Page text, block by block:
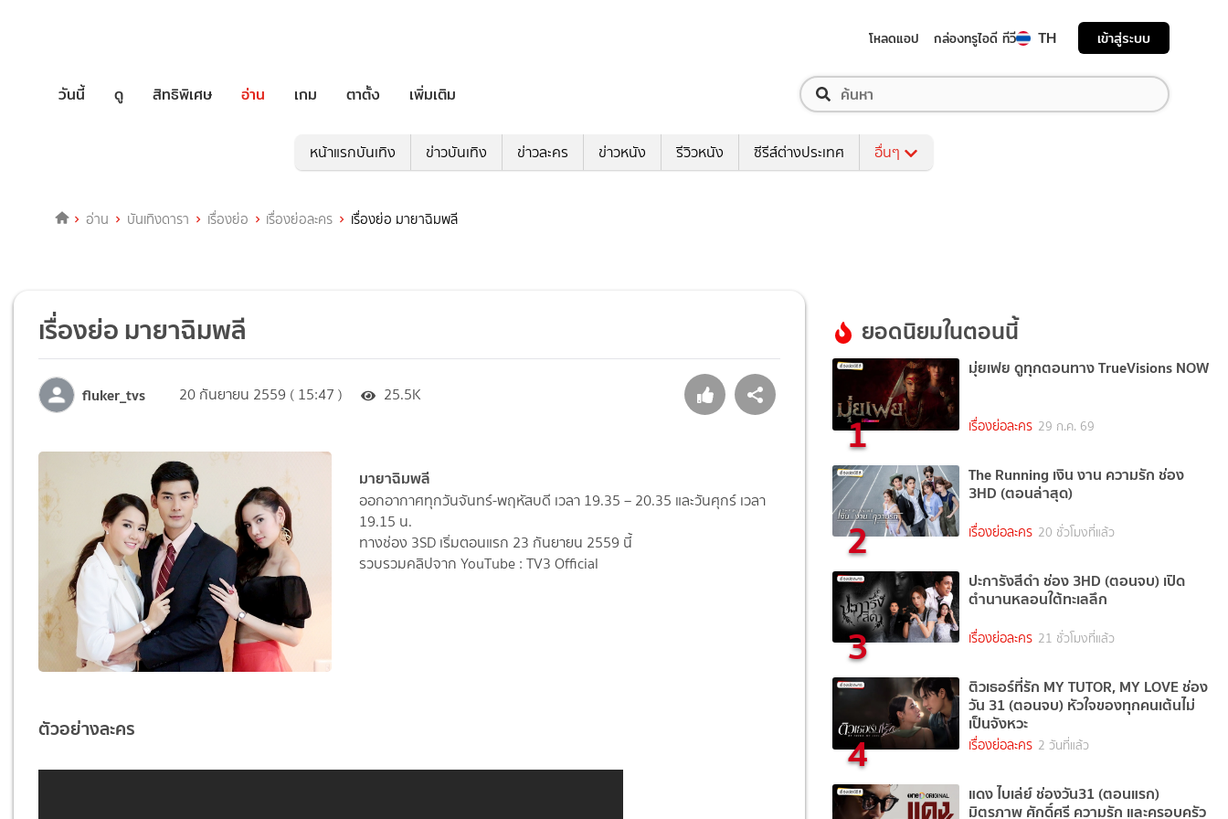
โหลดแอป กล่องทรูไอดี ทีวี TH เข้าสู่ระบบ
วันนี้ ดู สิทธิพิเศษ อ่าน เกม ตาตั้ง เพิ่มเติม
หน้าแรกบันเทิง ข่าวบันเทิง ข่าวละคร ข่าวหนัง รีวิวหนัง ซีรีส์ต่างประเทศ อื่นๆ
อ่าน บันเทิงดารา เรื่องย่อ เรื่องย่อละคร เรื่องย่อ มายาฉิมพลี
เรื่องย่อ มายาฉิมพลี
fluker_tvs 20 กันยายน 2559 ( 15:47 ) 25.5K
มายาฉิมพลี
ออกอากาศทุกวันจันทร์-พฤหัสบดี เวลา 19.35 – 20.35 และวันศุกร์ เวลา
19.15 น.
ทางช่อง 3SD เริ่มตอนแรก 23 กันยายน 2559 นี้
รวบรวมคลิปจาก YouTube : TV3 Official
ตัวอย่างละคร
ยอดนิยมในตอนนี้
1
มุ่ยเฟย ดูทุกตอนทาง TrueVisions NOW
เรื่องย่อละคร 29 ก.ค. 69
2
The Running เงิน งาน ความรัก ช่อง
3HD (ตอนล่าสุด)
เรื่องย่อละคร 20 ชั่วโมงที่แล้ว
3
ปะการังสีดำ ช่อง 3HD (ตอนจบ) เปิด
ตำนานหลอนใต้ทะเลลึก
เรื่องย่อละคร 21 ชั่วโมงที่แล้ว
4
ติวเธอร์ที่รัก MY TUTOR, MY LOVE ช่อง
วัน 31 (ตอนจบ) หัวใจของทุกคนเต้นไม่
เป็นจังหวะ
เรื่องย่อละคร 2 วันที่แล้ว
แดง ไบเล่ย์ ช่องวัน31 (ตอนแรก)
มิตรภาพ ศักดิ์ศรี ความรัก และครอบครัว